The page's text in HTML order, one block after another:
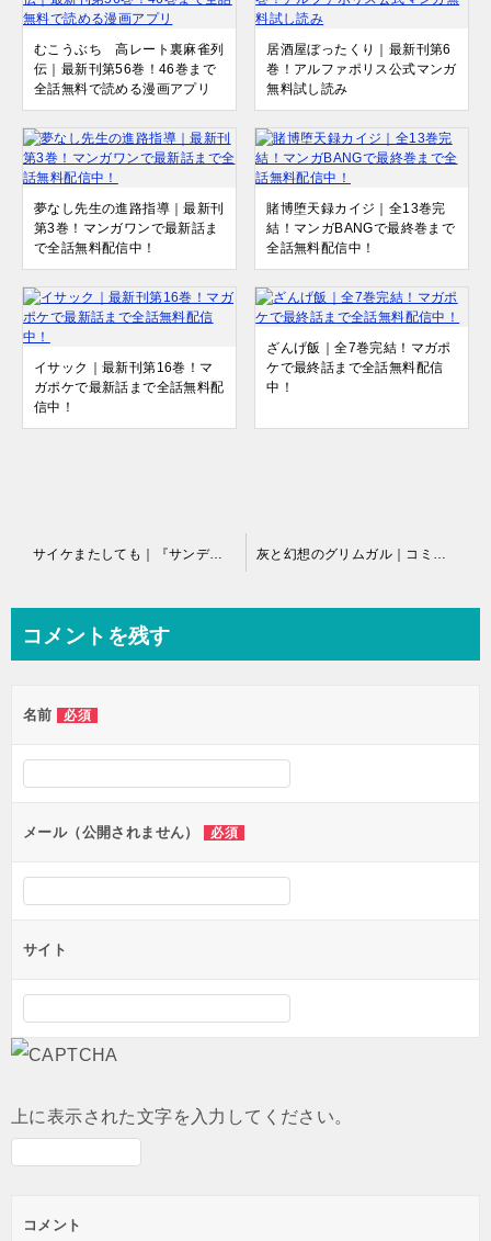
むこうぶち 高レート裏麻雀列
伝｜最新刊第56巻！46巻まで
全話無料で読める漫画アプリ
居酒屋ぼったくり｜最新刊第6
巻！アルファポリス公式マンガ
無料試し読み
夢なし先生の進路指導｜最新刊
第3巻！マンガワンで最新話ま
で全話無料配信中！
賭博堕天録カイジ｜全13巻完
結！マンガBANGで最終巻まで
全話無料配信中！
イサック｜最新刊第16巻！マ
ガポケで最新話まで全話無料配
信中！
ざんげ飯｜全7巻完結！マガポ
ケで最終話まで全話無料配信
中！
ビ
ー
シ
ン
サイケまたしても｜『サンデーうぇぶり』で全巻無料キャンペーン中！ 灰と幻想のグリムガル｜コミック無料で読めるマンガアプリ！
コメントを残す
名前 必須
メール（公開されません） 必須
サイト
上に表示された文字を入力してください。
コメント